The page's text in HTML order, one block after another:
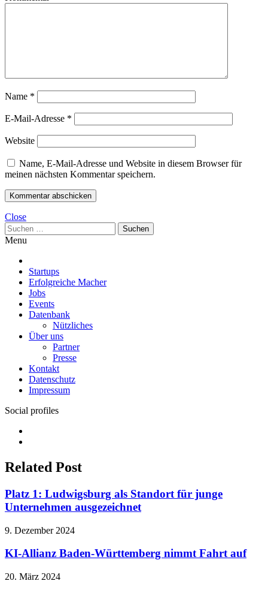
Name *
E-Mail-Adresse *
Website
Name, E-Mail-Adresse und Website in diesem Browser für
meinen nächsten Kommentar speichern.
Close
Suchen
nach:
Menu
Startups
Erfolgreiche Macher
Jobs
Events
Datenbank
Nützliches
Über uns
Partner
Presse
Kontakt
Datenschutz
Impressum
Social profiles
Related Post
Platz 1: Ludwigsburg als Standort für junge
Unternehmen ausgezeichnet
9. Dezember 2024
KI-Allianz Baden-Württemberg nimmt Fahrt auf
20. März 2024